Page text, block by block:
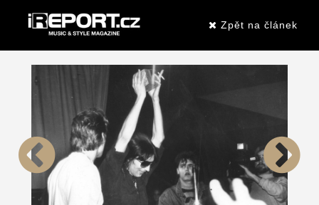
Zpět na článek